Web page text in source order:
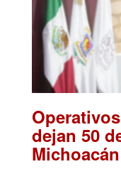
dejan 50
Michoacán